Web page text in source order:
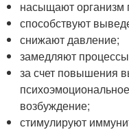
насыщают
способствуют
снижают давление;
замедляют
за счет повышения
возбуждение;
стимулируют